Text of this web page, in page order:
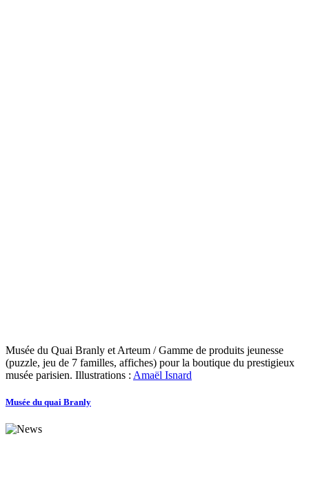
Musée du Quai Branly et Arteum / Gamme de produits jeunesse
(puzzle, jeu de 7 familles, affiches) pour la boutique du prestigieux
musée parisien. Illustrations : Amaël Isnard
Musée du quai Branly